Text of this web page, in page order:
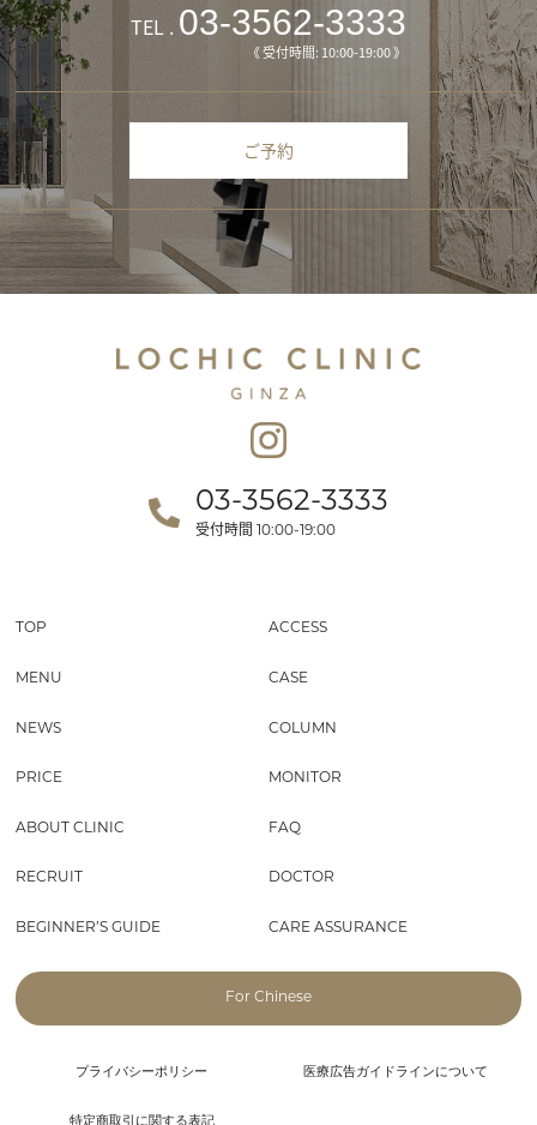
TEL . 03-3562-3333
《 受付時間: 10:00-19:00 》
ご予約
03-3562-3333
受付時間 10:00-19:00
TOP ACCESS
MENU CASE
NEWS COLUMN
PRICE MONITOR
ABOUT CLINIC FAQ
RECRUIT DOCTOR
BEGINNER’S GUIDE CARE ASSURANCE
For Chinese
プライバシーポリシー 医療広告ガイドラインについて
特定商取引に関する表記